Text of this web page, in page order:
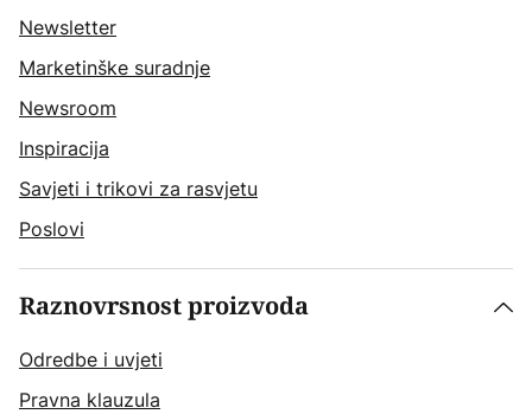
Newsletter
Marketinške suradnje
Newsroom
Inspiracija
Savjeti i trikovi za rasvjetu
Poslovi
Raznovrsnost proizvoda
Odredbe i uvjeti
Pravna klauzula